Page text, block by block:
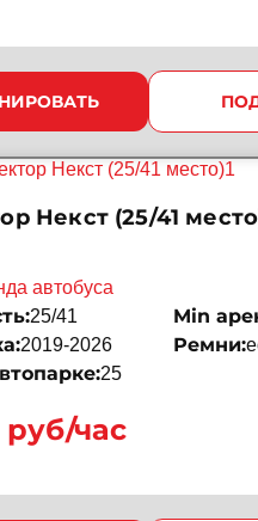
Некст (25/41
руб/час
автобуса
25/41 Min
2019-2026 Ремни:
25